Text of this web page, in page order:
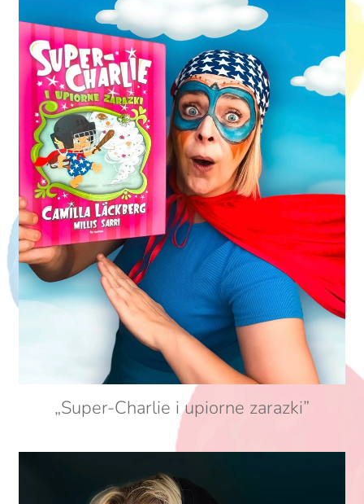
„Super-Charlie i upiorne zarazki”